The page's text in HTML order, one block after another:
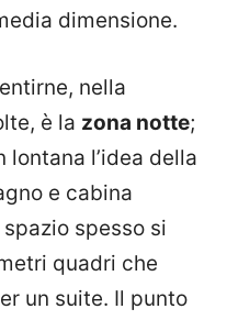
dimensione.
nella
è la zona notte;
lontana l’idea della
e cabina
spesso si
quadri che
un suite. Il punto